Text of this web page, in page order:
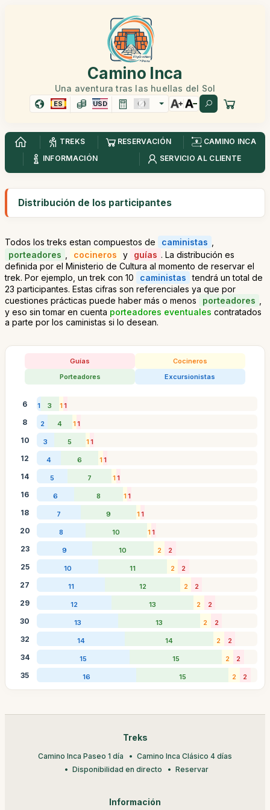
Camino Inca
Una aventura tras las huellas del Sol
ES USD
TREKS RESERVACIÓN
CAMINO INCA
INFORMACIÓN
SERVICIO AL CLIENTE
Distribución de los participantes
Todos los treks estan compuestos de caministas
porteadores
cocineros y guías . La distribución es
definida por el Ministerio de Cultura al momento de reservar el
trek. Por ejemplo, un trek con 10
caministas tendrá un total de
23 participantes. Estas cifras son referenciales ya que por
cuestiones prácticas puede haber más o menos
porteadores
y eso sin tomar en cuenta porteadores eventuales contratados
a parte por los caministas si lo desean.
Guías
Cocineros
Porteadores
Excursionistas
6 1 3 11
8 2 4 11
10 3 5 11
12 4 6 11
14 5 7 11
16 6 8 11
18 7 9 11
20 8 10 11
23 9 10 2 2
25 10 11 2 2
27 11 12 2 2
29 12 13 2 2
30 13 13 2 2
32 14 14 2 2
34 15 15 2 2
35 16 15 2 2
Treks
Camino Inca Paseo 1 día
Camino Inca Clásico 4 días
Disponibilidad en directo
Reservar
Información